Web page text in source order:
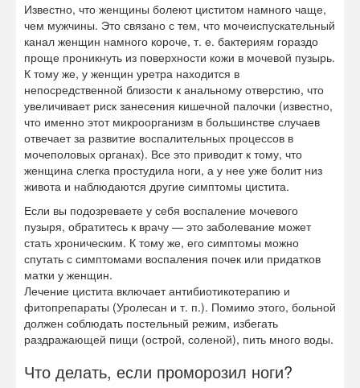
Известно, что женщины болеют циститом намного чаще,
чем мужчины. Это связано с тем, что мочеиспускательный
канал женщин намного короче, т. е. бактериям гораздо
проще проникнуть из поверхности кожи в мочевой пузырь.
К тому же, у женщин уретра находится в
непосредственной близости к анальному отверстию, что
увеличивает риск занесения кишечной палочки (известно,
что именно этот микроорганизм в большинстве случаев
отвечает за развитие воспалительных процессов в
мочеполовых органах). Все это приводит к тому, что
женщина слегка простудила ноги, а у нее уже болит низ
живота и наблюдаются другие симптомы цистита.
Если вы подозреваете у себя воспаление мочевого
пузыря, обратитесь к врачу — это заболевание может
стать хроническим. К тому же, его симптомы можно
спутать с симптомами воспаления почек или придатков
матки у женщин.
Лечение цистита включает антибиотикотерапию и
фитопрепараты (Уролесан и т. п.). Помимо этого, больной
должен соблюдать постельный режим, избегать
раздражающей пищи (острой, соленой), пить много воды.
Что делать, если проморозил ноги?